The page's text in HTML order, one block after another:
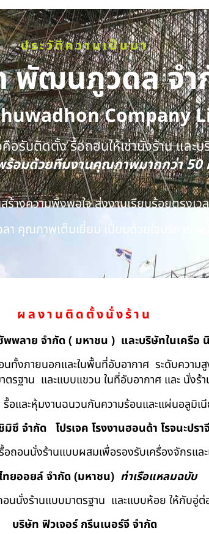
ประวัติความเป็นมา
พัฒนภูวดล จำ
Company
คือรับติดตั้ง รื้อถอนให้เช่านั่งร้าน แ
ร้อมด้วยทีมงานคุณภาพมากกว่า
ร้างความพึงพอใจ ส่งงานเรียบร้อยตรงเ
า คุณภาพเต็มเยี่ยม เปี่ยมด้วยใจบริการ พ
ผลงานติดตั้งนั่งร้าน
พพลาย จำกัด ( มหาชน ) และบริษัทในเครือ
ทั้งภายนอกและในพื้นที่อับอากาศ ระดับความสู
รฐาน และแบบแขวน ในที่อับอากาศ และ นั่งร้
อและหุ้มงานฉนวนกันความร้อนและแผ่นอลูมิเ
มิซึ จำกัด โปรเจค โรงงานฮอนด้า โรจนะปร
ถอนนั่งร้านแบบผสมเพื่อรองรับเครื่องจักรและ
ทยออยล์ จํากัด (มหาชน) ท่าเรือแหลมฉบับ
นนั่งร้านแบบมาตรฐาน และแบบห้อย ให้กับอู่ต่อ
บริษัท ฟิวเจอร์ กรีนเนอร์จี จำกัด